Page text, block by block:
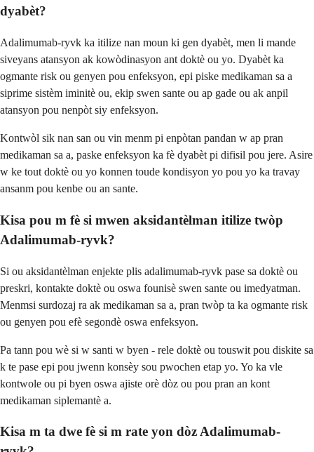
dyabèt?
Adalimumab-ryvk ka itilize nan moun ki gen dyabèt, men li mande
siveyans atansyon ak kowòdinasyon ant doktè ou yo. Dyabèt ka
ogmante risk ou genyen pou enfeksyon, epi piske medikaman sa a
siprime sistèm iminitè ou, ekip swen sante ou ap gade ou ak anpil
atansyon pou nenpòt siy enfeksyon.
Kontwòl sik nan san ou vin menm pi enpòtan pandan w ap pran
medikaman sa a, paske enfeksyon ka fè dyabèt pi difisil pou jere. Asire
w ke tout doktè ou yo konnen toude kondisyon yo pou yo ka travay
ansanm pou kenbe ou an sante.
Kisa pou m fè si mwen aksidantèlman itilize twòp
Adalimumab-ryvk?
Si ou aksidantèlman enjekte plis adalimumab-ryvk pase sa doktè ou
preskri, kontakte doktè ou oswa founisè swen sante ou imedyatman.
Menmsi surdozaj ra ak medikaman sa a, pran twòp ta ka ogmante risk
ou genyen pou efè segondè oswa enfeksyon.
Pa tann pou wè si w santi w byen - rele doktè ou touswit pou diskite sa
k te pase epi pou jwenn konsèy sou pwochen etap yo. Yo ka vle
kontwole ou pi byen oswa ajiste orè dòz ou pou pran an kont
medikaman siplemantè a.
Kisa m ta dwe fè si m rate yon dòz Adalimumab-